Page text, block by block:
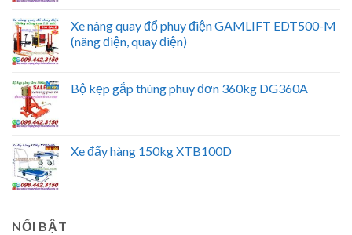
Xe nâng quay đổ phuy điện GAMLIFT EDT500-M
(nâng điện, quay điện)
Bộ kẹp gắp thùng phuy đơn 360kg DG360A
Xe đẩy hàng 150kg XTB100D
NỔI BẬT